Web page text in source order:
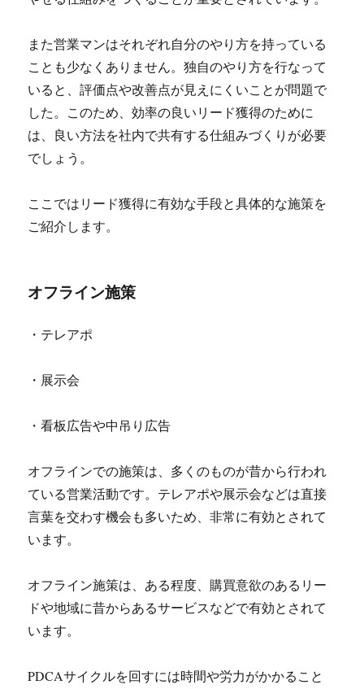
また営業マンはそれぞれ自分のやり方を持っている
ことも少なくありません。独自のやり方を行なって
いると、評価点や改善点が見えにくいことが問題で
した。このため、効率の良いリード獲得のために
は、良い方法を社内で共有する仕組みづくりが必要
でしょう。
ここではリード獲得に有効な手段と具体的な施策を
ご紹介します。
オフライン施策
・テレアポ
・展示会
・看板広告や中吊り広告
オフラインでの施策は、多くのものが昔から行われ
ている営業活動です。テレアポや展示会などは直接
言葉を交わす機会も多いため、非常に有効とされて
います。
オフライン施策は、ある程度、購買意欲のあるリー
ドや地域に昔からあるサービスなどで有効とされて
います。
PDCAサイクルを回すには時間や労力がかかること